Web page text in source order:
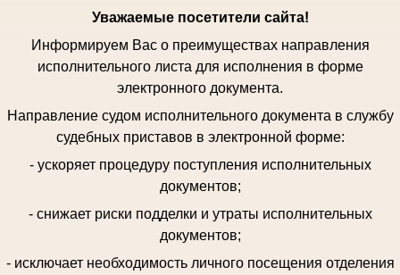
Уважаемые посетители сайта!
Информируем Вас о преимуществах направления
исполнительного листа для исполнения в форме
электронного документа.
Направление судом исполнительного документа в службу
судебных приставов в электронной форме:
- ускоряет процедуру поступления исполнительных
документов;
- снижает риски подделки и утраты исполнительных
документов;
- исключает необходимость личного посещения отделения